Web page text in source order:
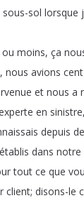
sous-sol lorsque
ou moins, ça
, nous avions
et nous a
en sinistre,
depuis
dans notre
tout ce que
client; disons-le